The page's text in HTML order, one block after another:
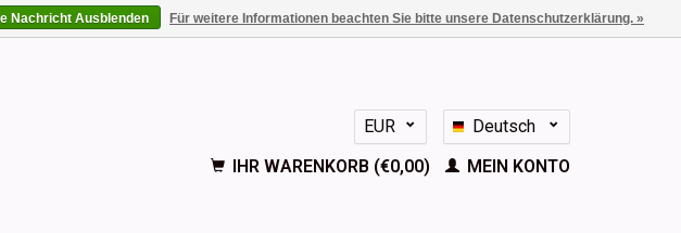
EUR
GBP
Deutsch
Nederlands
English
IHR WARENKORB (€0,00) MEIN KONTO
Nachricht Ausblenden Für weitere Informationen beachten Sie bitte unsere Datenschutzerklärung. »